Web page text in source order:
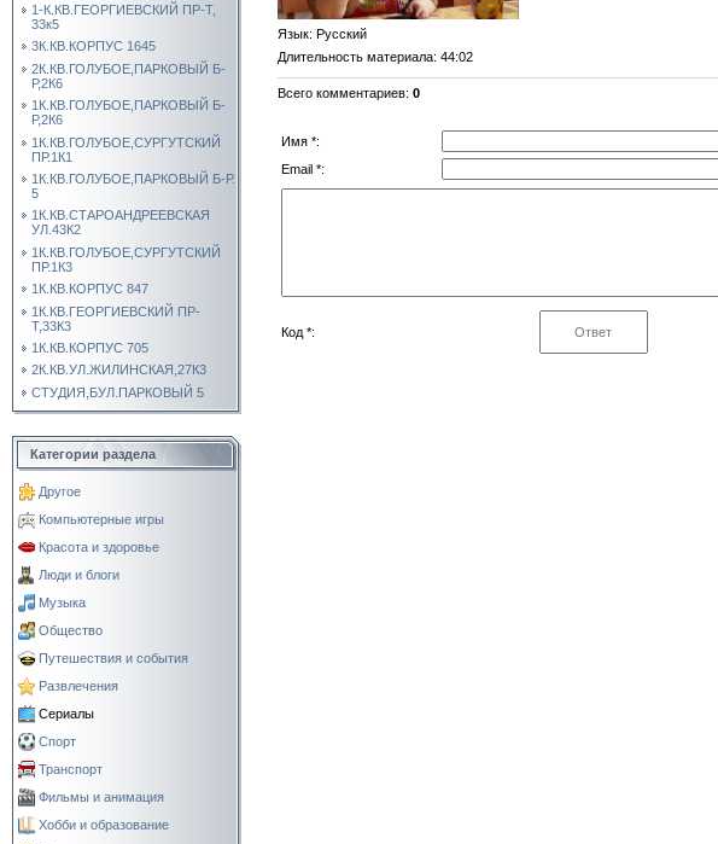
1-К.КВ.ГЕОРГИЕВСКИЙ ПР-Т,
33к5
3К.КВ.КОРПУС 1645
2К.КВ.ГОЛУБОЕ,ПАРКОВЫЙ Б-
Р,2К6
1К.КВ.ГОЛУБОЕ,ПАРКОВЫЙ Б-
Р,2К6
1К.КВ.ГОЛУБОЕ,СУРГУТСКИЙ
ПР.1К1
1К.КВ.ГОЛУБОЕ,ПАРКОВЫЙ Б-Р.
5
1К.КВ.СТАРОАНДРЕЕВСКАЯ
УЛ.43К2
1К.КВ.ГОЛУБОЕ,СУРГУТСКИЙ
ПР.1К3
1К.КВ.КОРПУС 847
1К.КВ.ГЕОРГИЕВСКИЙ ПР-
Т,33К3
1К.КВ.КОРПУС 705
2К.КВ.УЛ.ЖИЛИНСКАЯ,27К3
СТУДИЯ,БУЛ.ПАРКОВЫЙ 5
Категории раздела
Другое
Компьютерные игры
Красота и здоровье
Люди и блоги
Музыка
Общество
Путешествия и события
Развлечения
Сериалы
Спорт
Транспорт
Фильмы и анимация
Хобби и образование
Язык: Русский
Длительность материала: 44:02
Всего комментариев: 0
Имя *:
Email *:
Код *: